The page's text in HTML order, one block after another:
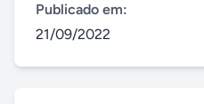
Publicado em:
21/09/2022